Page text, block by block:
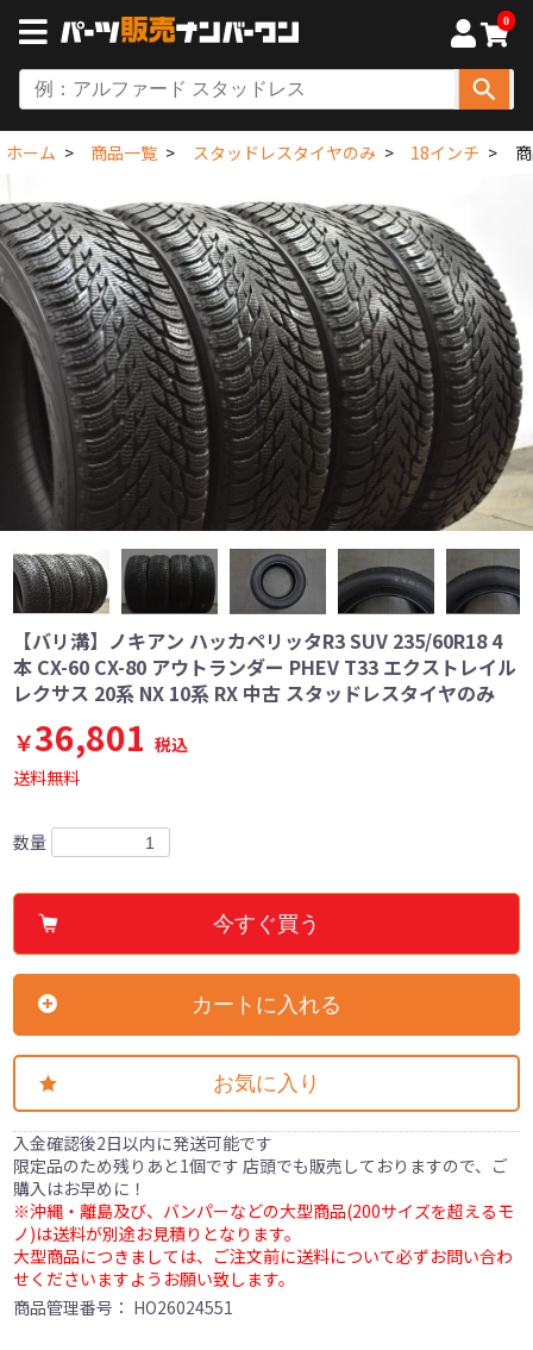
0
ホーム 商品一覧 スタッドレスタイヤのみ 18インチ
【バリ溝】ノキアン ハッカペリッタR3 SUV 235/60R18 4
本 CX-60 CX-80 アウトランダー PHEV T33 エクストレイル
レクサス 20系 NX 10系 RX 中古 スタッドレスタイヤのみ
￥36,801 税込
送料無料
数量
今すぐ買う
カートに入れる
お気に入り
入金確認後2日以内に発送可能です
限定品のため残りあと1個です 店頭でも販売しておりますので、ご
購入はお早めに！
※沖縄・離島及び、バンパーなどの大型商品(200サイズを超えるモ
ノ)は送料が別途お見積りとなります。
大型商品につきましては、ご注文前に送料について必ずお問い合わ
せくださいますようお願い致します。
商品管理番号： HO26024551